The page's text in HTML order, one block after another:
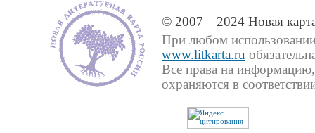
© 2007—2024 Новая
При любом использовании
www.litkarta.ru
Все права на
охраняются в